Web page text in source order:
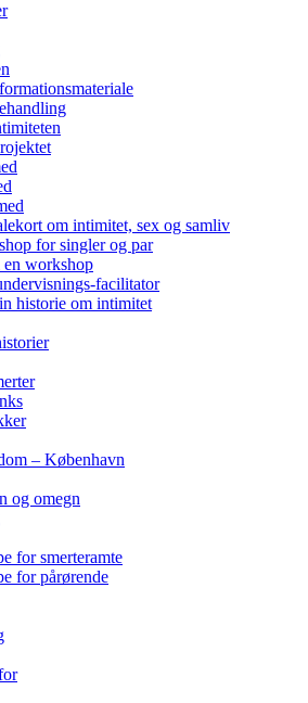
om intimitet, sex og samliv
for singler og par
en workshop
facilitator
historie om intimitet
– København
og omegn
for smerteramte
for pårørende